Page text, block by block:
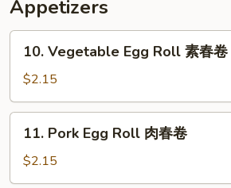
丫
干
Appetizers
Vegetable
Egg
Roll
素
10. Vegetable Egg Roll 素春卷
$2.15
Pork
Egg
Roll
11. Pork Egg Roll 肉春卷
$2.15